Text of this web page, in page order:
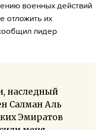
военных действий
отложить их
лидер
наследный
Салман Аль
Эмиратов